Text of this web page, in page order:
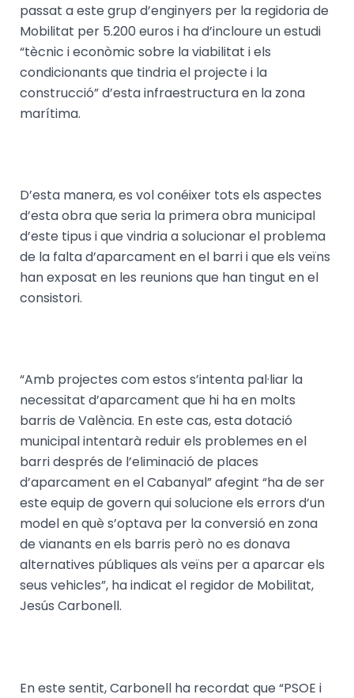
passat a este grup d’enginyers per la regidoria de
Mobilitat per 5.200 euros i ha d’incloure un estudi
“tècnic i econòmic sobre la viabilitat i els
condicionants que tindria el projecte i la
construcció” d’esta infraestructura en la zona
marítima.
D’esta manera, es vol conéixer tots els aspectes
d’esta obra que seria la primera obra municipal
d’este tipus i que vindria a solucionar el problema
de la falta d’aparcament en el barri i que els veïns
han exposat en les reunions que han tingut en el
consistori.
“Amb projectes com estos s’intenta pal·liar la
necessitat d’aparcament que hi ha en molts
barris de València. En este cas, esta dotació
municipal intentarà reduir els problemes en el
barri després de l’eliminació de places
d’aparcament en el Cabanyal” afegint “ha de ser
este equip de govern qui solucione els errors d’un
model en què s’optava per la conversió en zona
de vianants en els barris però no es donava
alternatives públiques als veïns per a aparcar els
seus vehicles”, ha indicat el regidor de Mobilitat,
Jesús Carbonell.
En este sentit, Carbonell ha recordat que “PSOE i